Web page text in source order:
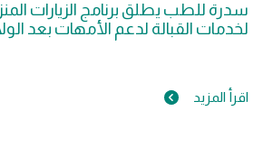
سدرة للطب يطلق برنامج الزيارات
لخدمات القبالة لدعم الأمهات بعد
اقرأ المزيد